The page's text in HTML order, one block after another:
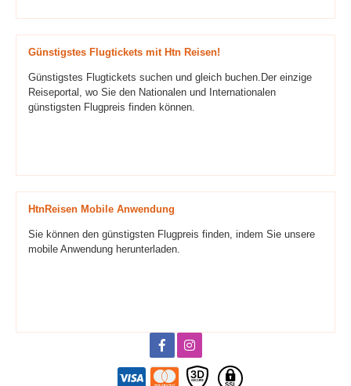
Günstigstes Flugtickets mit Htn Reisen!
Günstigstes Flugtickets suchen und gleich buchen.Der einzige
Reiseportal, wo Sie den Nationalen und Internationalen
günstigsten Flugpreis finden können.
HtnReisen Mobile Anwendung
Sie können den günstigsten Flugpreis finden, indem Sie unsere
mobile Anwendung herunterladen.